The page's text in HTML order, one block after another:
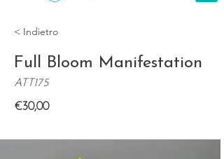
< Indietro
Full Bloom Manifestation
ATT175
€30,00